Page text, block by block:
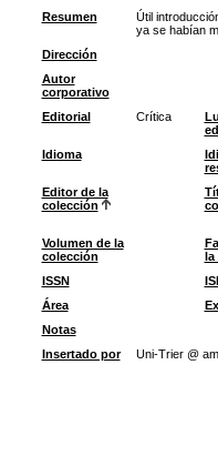
Resumen
Útil
ya se habían
Dirección
Autor
corporativo
Editorial
Crítica
Idioma
Editor de la
colección
Volumen de la
colección
la
ISSN
Área
Notas
Insertado por
Uni-Trier @